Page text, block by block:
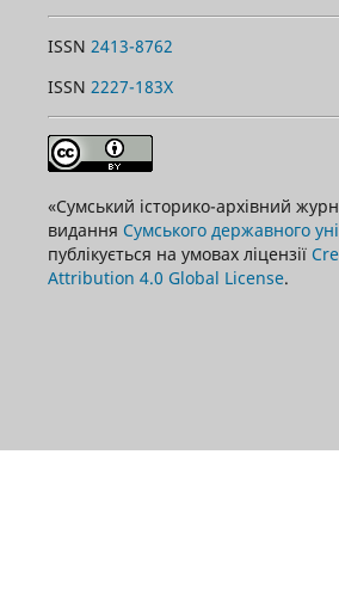
ISSN 2413-8762
ISSN 2227-183X
«Сумський історико-архівний
видання Сумського державного
публікується на умовах ліцензії
Attribution 4.0 Global License.